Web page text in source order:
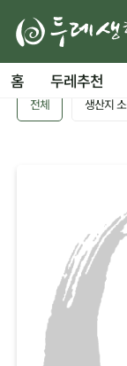
홈 두레추천
전체 생산지